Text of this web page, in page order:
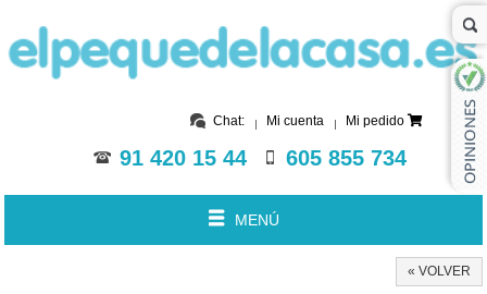
Chat: Mi cuenta Mi pedido
91 420 15 44 605 855 734
MENÚ
« VOLVER